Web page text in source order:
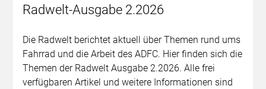
Radwelt-Ausgabe 2.2026
Die Radwelt berichtet aktuell über Themen rund ums
Fahrrad und die Arbeit des ADFC. Hier finden sich die
Themen der Radwelt Ausgabe 2.2026. Alle frei
verfügbaren Artikel und weitere Informationen sind